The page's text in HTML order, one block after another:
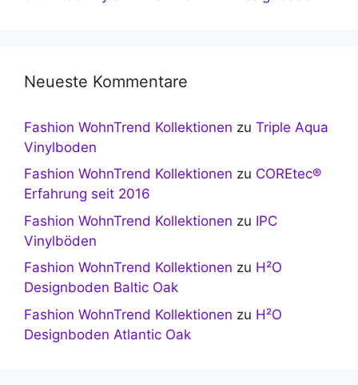
Neueste Kommentare
Fashion WohnTrend Kollektionen zu Triple Aqua
Vinylboden
Fashion WohnTrend Kollektionen zu COREtec®
Erfahrung seit 2016
Fashion WohnTrend Kollektionen zu IPC
Vinylböden
Fashion WohnTrend Kollektionen zu H²O
Designboden Baltic Oak
Fashion WohnTrend Kollektionen zu H²O
Designboden Atlantic Oak